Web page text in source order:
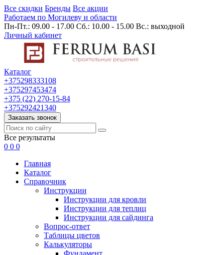
Все скидки Бренды Все акции
Работаем по Могилеву и области
Пн-Пт.: 09.00 - 17.00 Сб.: 10.00 - 15.00 Вс.: выходной
Личный кабинет
Каталог
+375298333108
+375297453474
+375 (22) 270-15-84
+375292421340
Заказать звонок
Все результаты
0 0 0
Главная
Каталог
Cправочник
Инструкции
Инструкции для кровли
Инструкции для теплиц
Инструкции для сайдинга
Вопрос-ответ
Таблицы цветов
Калькуляторы
Фундамент